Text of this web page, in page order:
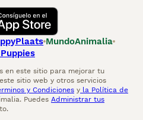
MundoAnimalia
en este sitio para mejorar tu
sitio web y otros servicios
y Condiciones y la Política de
Puedes Administrar tus